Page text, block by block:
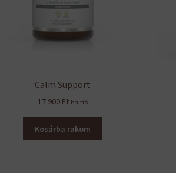
Calm Support
17 900 Ft bruttó
Kosárba rakom